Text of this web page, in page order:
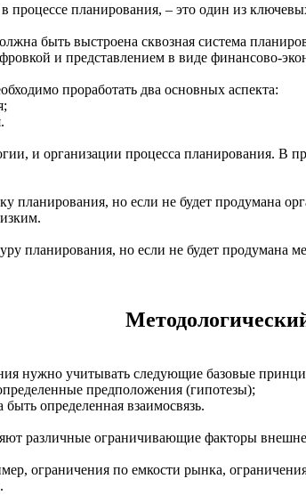
процессе планирования, – это один из
быть выстроена сквозная система
и представлением в виде финансово-
проработать два основных аспекта:
и организации процесса планирования. В
планирования, но если не будет продумана
планирования, но если не будет продумана
нужно учитывать следующие базовые
предположения (гипотезы);
определенная взаимосвязь.
различные ограничивающие факторы
ограничения по емкости рынка,